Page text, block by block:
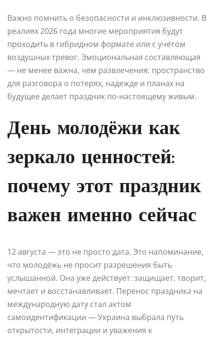
Важно помнить о безопасности и инклюзивности. В
реалиях 2026 года многие мероприятия будут
проходить в гибридном формате или с учётом
воздушных тревог. Эмоциональная составляющая
— не менее важна, чем развлечения: пространство
для разговора о потерях, надежде и планах на
будущее делает праздник по-настоящему живым.
День молодёжи как
зеркало ценностей:
почему этот праздник
важен именно сейчас
12 августа — это не просто дата. Это напоминание,
что молодёжь не просит разрешения быть
услышанной. Она уже действует: защищает, творит,
мечтает и восстанавливает. Перенос праздника на
международную дату стал актом
самоидентификации — Украина выбрала путь
открытости, интеграции и уважения к